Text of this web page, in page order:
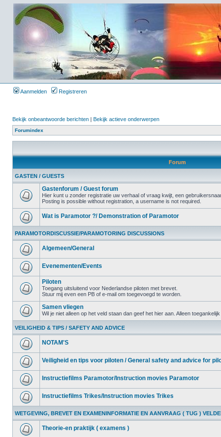
Aanmelden Registreren
Bekijk onbeantwoorde berichten | Bekijk actieve onderwerpen
Forumindex
Forum
GASTEN / GUESTS
Gastenforum / Guest forum
Hier kunt u zonder registratie uw verhaal of vraag kwijt, een
Posting is possible without registration, a username is not required.
Wat is Paramotor ?/ Demonstration of Paramotor
PARAMOTORDISCUSSIE/PARAMOTORING DISCUSSIONS
Algemeen/General
Evenementen/Events
Piloten
Toegang uitsluitend voor Nederlandse piloten met brevet.
Stuur mij even een PB of e-mail om toegevoegd te worden.
Samen vliegen
Wil je niet alleen op het veld staan dan geef het hier aan. Alleen
VEILIGHEID & TIPS / SAFETY AND ADVICE
NOTAM'S
Veiligheid en tips voor piloten / General safety and advice for
Instructiefilms Paramotor/Instruction movies Paramotor
Instructiefilms Trikes/Instruction movies Trikes
WETGEVING, BREVET EN EXAMENINFORMATIE EN AANVRAAG ( TUG )
Theorie-en praktijk ( examens )